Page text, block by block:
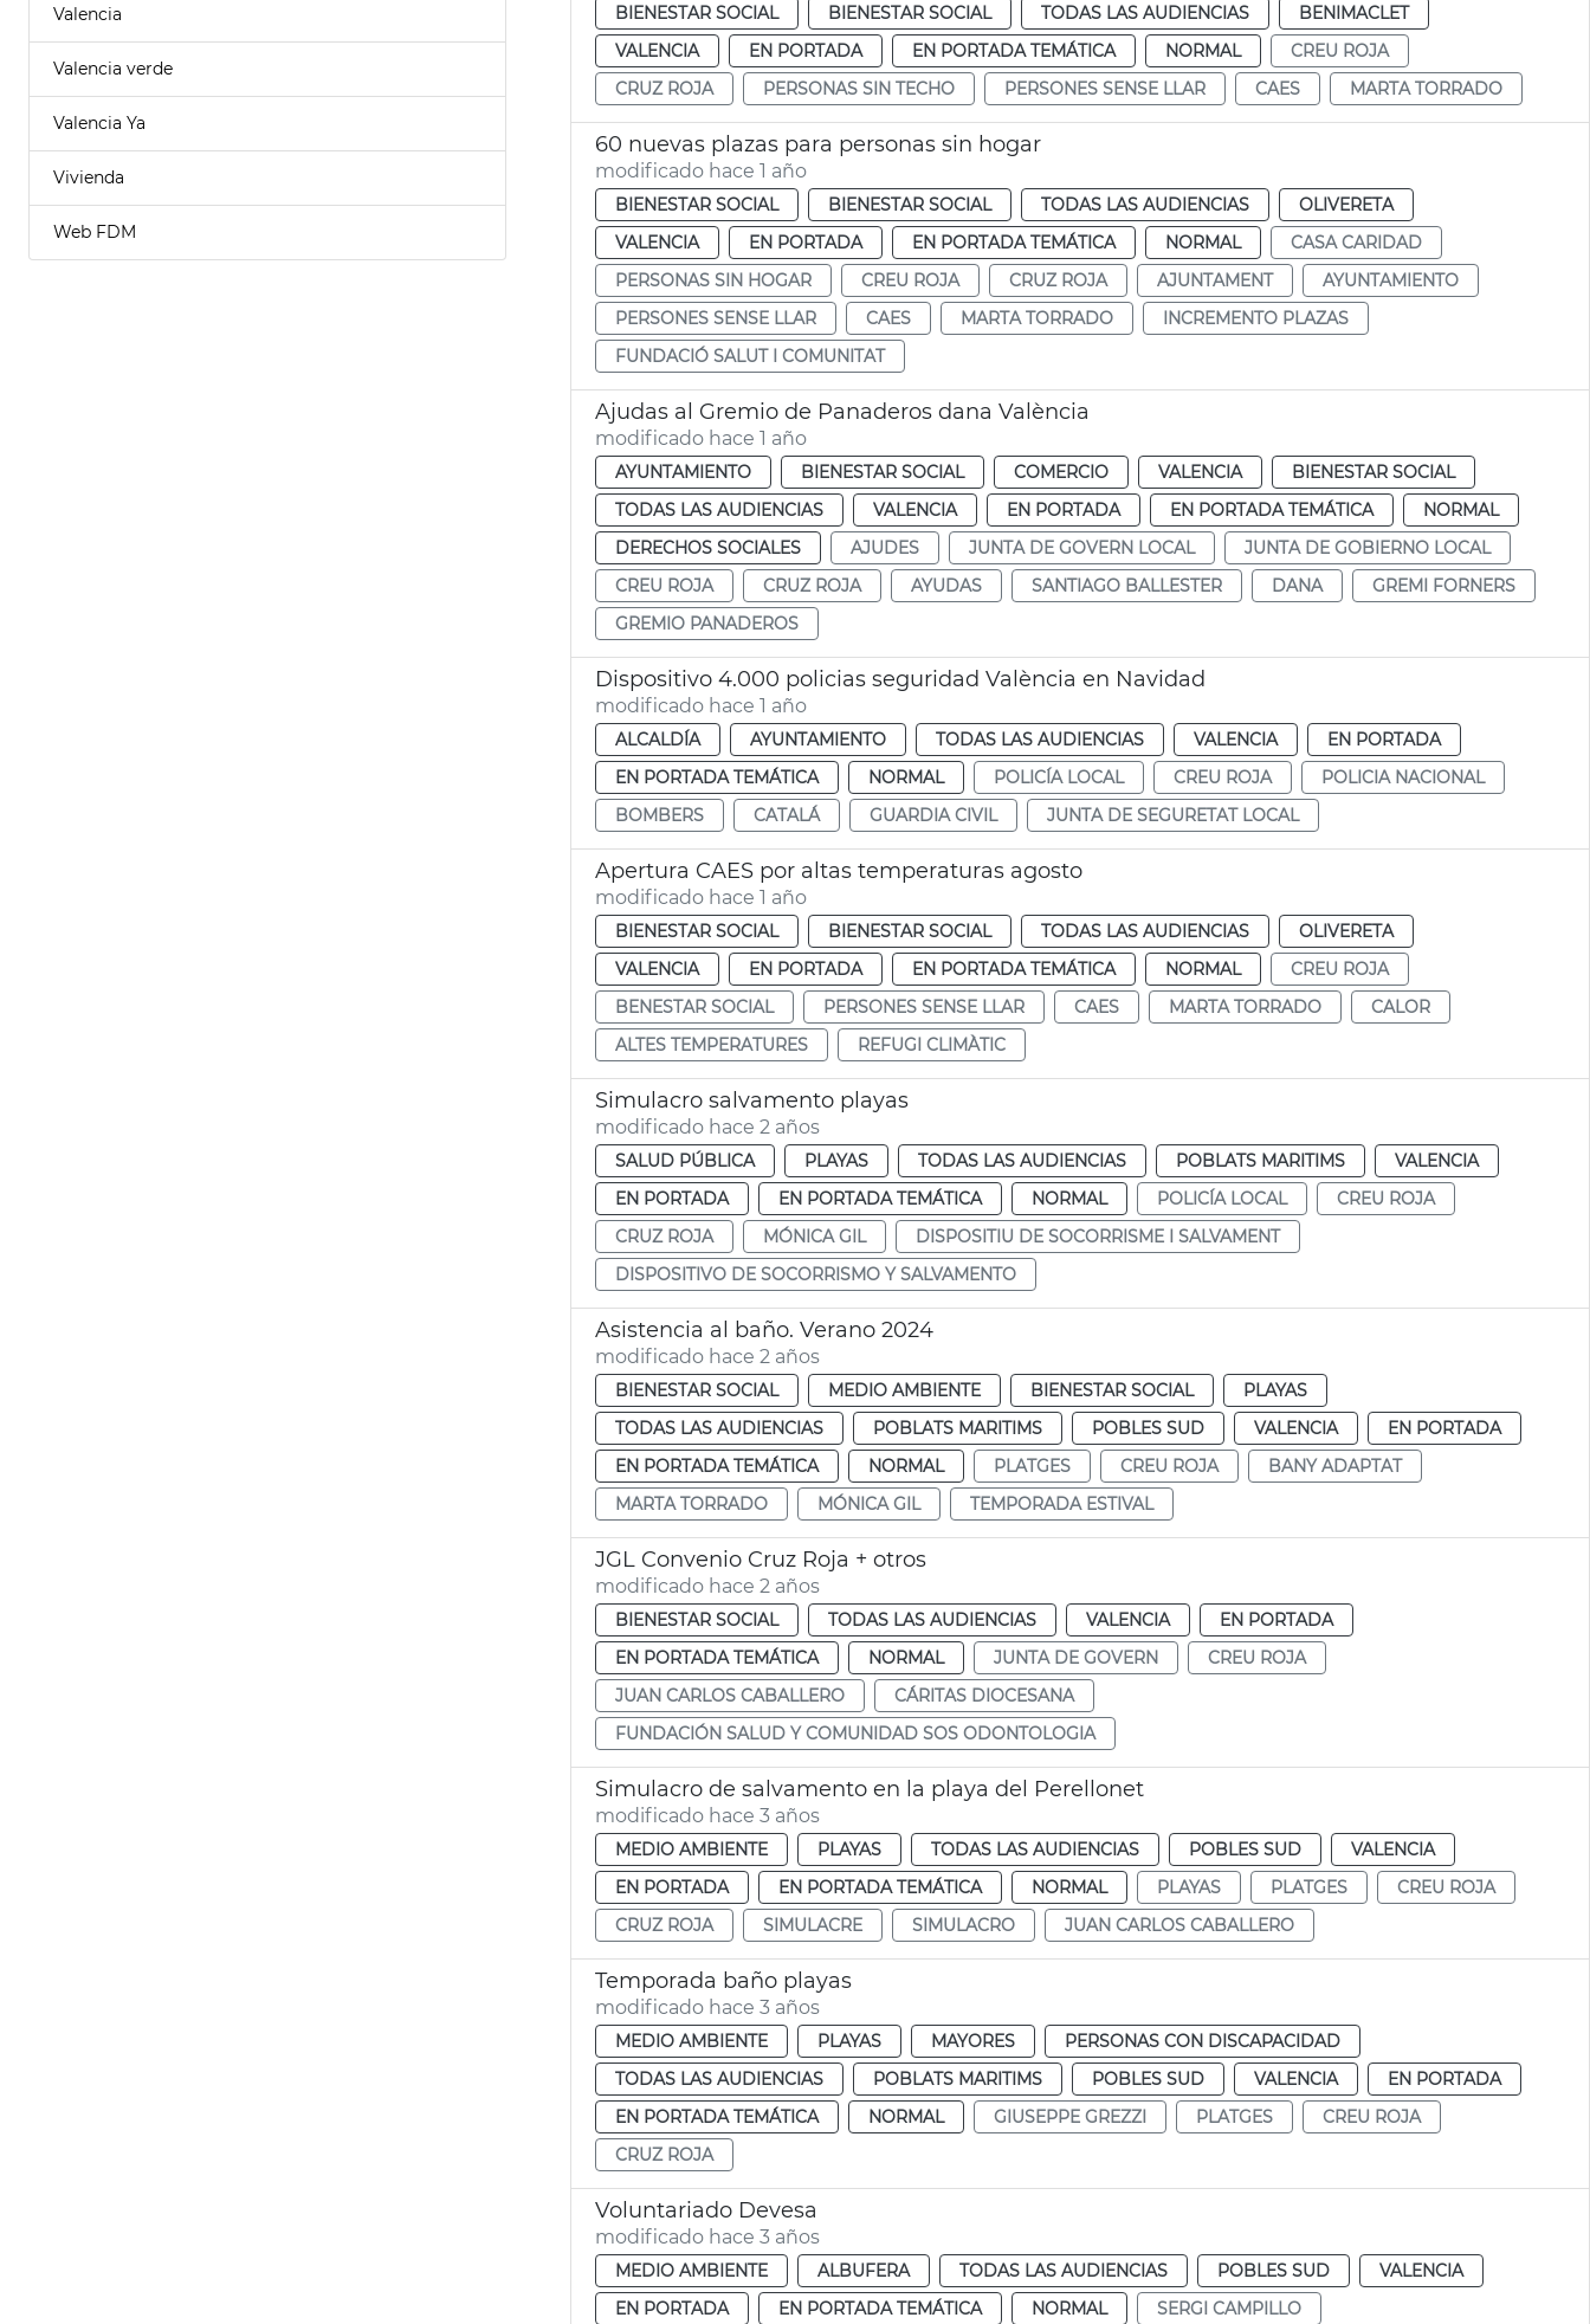
Valencia
Valencia verde
Valencia Ya
Vivienda
Web FDM
BIENESTAR SOCIAL BIENESTAR SOCIAL TODAS LAS AUDIENCIAS
BENIMACLET
VALENCIA
EN PORTADA EN PORTADA TEMÁTICA NORMAL
CREU ROJA
CRUZ ROJA
PERSONAS SIN TECHO PERSONES SENSE LLAR CAES MARTA TORRADO
60 nuevas plazas para personas sin hogar
modificado hace 1 año
BIENESTAR SOCIAL BIENESTAR SOCIAL TODAS LAS AUDIENCIAS
OLIVERETA
VALENCIA
EN PORTADA EN PORTADA TEMÁTICA NORMAL
CASA CARIDAD
PERSONAS SIN HOGAR
CREU ROJA CRUZ ROJA AJUNTAMENT
AYUNTAMIENTO
PERSONES SENSE LLAR
CAES MARTA TORRADO
INCREMENTO PLAZAS
FUNDACIÓ SALUT I COMUNITAT
Ajudas al Gremio de Panaderos dana València
modificado hace 1 año
AYUNTAMIENTO BIENESTAR SOCIAL COMERCIO VALENCIA
BIENESTAR SOCIAL
TODAS LAS AUDIENCIAS
VALENCIA EN PORTADA EN PORTADA TEMÁTICA
NORMAL
DERECHOS SOCIALES
AJUDES JUNTA DE GOVERN LOCAL
JUNTA DE GOBIERNO LOCAL
CREU ROJA
CRUZ ROJA AYUDAS SANTIAGO BALLESTER DANA
GREMI FORNERS
GREMIO PANADEROS
Dispositivo 4.000 policias seguridad València en Navidad
modificado hace 1 año
ALCALDÍA AYUNTAMIENTO TODAS LAS AUDIENCIAS VALENCIA
EN PORTADA
EN PORTADA TEMÁTICA
NORMAL POLICÍA LOCAL CREU ROJA
POLICIA NACIONAL
BOMBERS
CATALÁ GUARDIA CIVIL JUNTA DE SEGURETAT LOCAL
Apertura CAES por altas temperaturas agosto
modificado hace 1 año
BIENESTAR SOCIAL BIENESTAR SOCIAL TODAS LAS AUDIENCIAS
OLIVERETA
VALENCIA
EN PORTADA EN PORTADA TEMÁTICA NORMAL
CREU ROJA
BENESTAR SOCIAL
PERSONES SENSE LLAR CAES MARTA TORRADO
CALOR
ALTES TEMPERATURES
REFUGI CLIMÀTIC
Simulacro salvamento playas
modificado hace 2 años
SALUD PÚBLICA PLAYAS TODAS LAS AUDIENCIAS POBLATS MARITIMS
VALENCIA
EN PORTADA
EN PORTADA TEMÁTICA NORMAL POLICÍA LOCAL
CREU ROJA
CRUZ ROJA
MÓNICA GIL
DISPOSITIU DE SOCORRISME I SALVAMENT
DISPOSITIVO DE SOCORRISMO Y SALVAMENTO
Asistencia al baño. Verano 2024
modificado hace 2 años
BIENESTAR SOCIAL MEDIO AMBIENTE BIENESTAR SOCIAL
PLAYAS
TODAS LAS AUDIENCIAS
POBLATS MARITIMS POBLES SUD VALENCIA
EN PORTADA
EN PORTADA TEMÁTICA
NORMAL PLATGES CREU ROJA
BANY ADAPTAT
MARTA TORRADO
MÓNICA GIL TEMPORADA ESTIVAL
JGL Convenio Cruz Roja + otros
modificado hace 2 años
BIENESTAR SOCIAL TODAS LAS AUDIENCIAS VALENCIA
EN PORTADA
EN PORTADA TEMÁTICA
NORMAL JUNTA DE GOVERN
CREU ROJA
JUAN CARLOS CABALLERO
CÁRITAS DIOCESANA
FUNDACIÓN SALUD Y COMUNIDAD SOS ODONTOLOGIA
Simulacro de salvamento en la playa del Perellonet
modificado hace 3 años
MEDIO AMBIENTE PLAYAS TODAS LAS AUDIENCIAS POBLES SUD
VALENCIA
EN PORTADA
EN PORTADA TEMÁTICA NORMAL PLAYAS PLATGES
CREU ROJA
CRUZ ROJA
SIMULACRE SIMULACRO JUAN CARLOS CABALLERO
Temporada baño playas
modificado hace 3 años
MEDIO AMBIENTE PLAYAS MAYORES
PERSONAS CON DISCAPACIDAD
TODAS LAS AUDIENCIAS
POBLATS MARITIMS POBLES SUD VALENCIA
EN PORTADA
EN PORTADA TEMÁTICA
NORMAL GIUSEPPE GREZZI PLATGES
CREU ROJA
CRUZ ROJA
Voluntariado Devesa
modificado hace 3 años
MEDIO AMBIENTE ALBUFERA TODAS LAS AUDIENCIAS POBLES SUD
VALENCIA
EN PORTADA
EN PORTADA TEMÁTICA NORMAL SERGI CAMPILLO